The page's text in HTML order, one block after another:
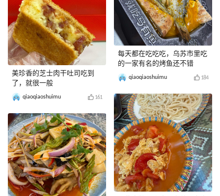
美珍香的芝士肉干吐司吃到
了，就很一般
qiaoqiaoshuimu 161
每天都在吃吃吃，乌苏市里吃
的一家有名的烤鱼还不错
qiaoqiaoshuimu 184